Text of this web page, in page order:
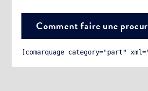
Comment faire une
[comarquage category="part"